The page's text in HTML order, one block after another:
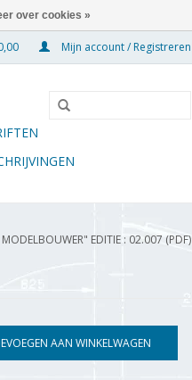
Mijn account / Registreren
EDITIE : 02.007 (PDF)
AAN WINKELWAGEN
over cookies »